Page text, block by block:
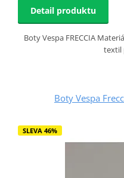
Detail produktu
Boty Vespa FRECCIA
textil
Boty Vespa
SLEVA 46%